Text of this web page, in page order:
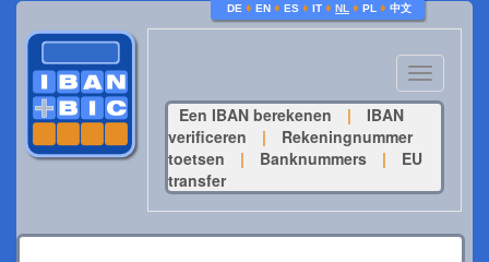
DE ♦ EN ♦ ES ♦ IT ♦ NL ♦ PL ♦ 中文
Toggle
navigation
Een IBAN berekenen
|
IBAN
verificeren
|
Rekeningnummer
toetsen
| Banknummers |
EU
transfer